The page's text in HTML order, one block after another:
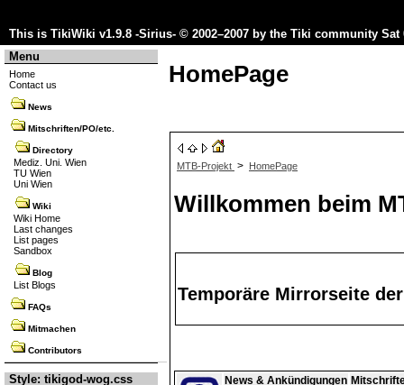
This is TikiWiki v1.9.8 -Sirius- © 2002–2007 by the Tiki community Sat
Menu
Home
Contact us
News
Mitschriften/PO/etc.
Directory
Mediz. Uni. Wien
TU Wien
Uni Wien
Wiki
Wiki Home
Last changes
List pages
Sandbox
Blog
List Blogs
FAQs
Mitmachen
Contributors
Style: tikigod-wog.css
HomePage
MTB-Projekt > HomePage
Willkommen beim
Temporäre Mirrorseite
News & Ankündigungen